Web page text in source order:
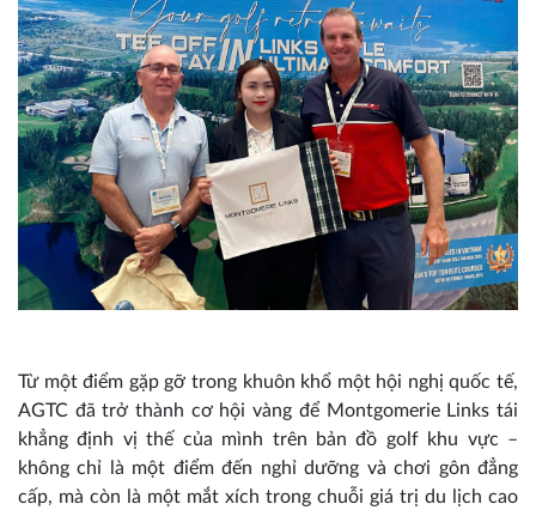
Từ một điểm gặp gỡ trong khuôn khổ một hội nghị quốc tế,
AGTC đã trở thành cơ hội vàng để Montgomerie Links tái
khẳng định vị thế của mình trên bản đồ golf khu vực –
không chỉ là một điểm đến nghỉ dưỡng và chơi gôn đẳng
cấp, mà còn là một mắt xích trong chuỗi giá trị du lịch cao